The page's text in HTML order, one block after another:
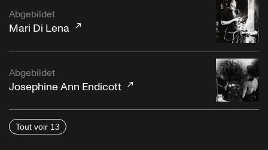
Abgebildet
Mari Di Lena
Abgebildet
Josephine Ann Endicott
Tout voir 13